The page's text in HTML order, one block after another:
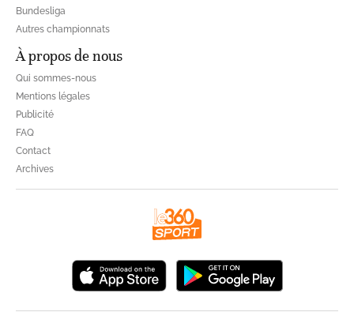
Bundesliga
Autres championnats
À propos de nous
Qui sommes-nous
Mentions légales
Publicité
FAQ
Contact
Archives